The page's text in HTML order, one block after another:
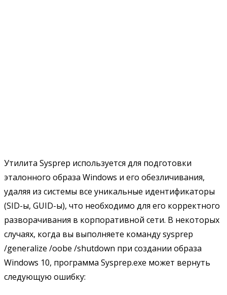
Утилита Sysprep используется для подготовки
эталонного образа Windows и его обезличивания,
удаляя из системы все уникальные идентификаторы
(SID-ы, GUID-ы), что необходимо для его корректного
разворачивания в корпоративной сети. В некоторых
случаях, когда вы выполняете команду sysprep
/generalize /oobe /shutdown при создании образа
Windows 10, программа Sysprep.exe может вернуть
следующую ошибку: